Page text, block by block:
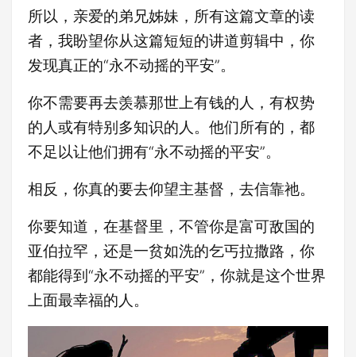
所以，亲爱的弟兄姊妹，所有这篇文章的读
者，我盼望你从这篇短短的讲道剪辑中，你
发现真正的“永不动摇的平安”。
你不需要再去羡慕那世上有钱的人，有权势
的人或有特别多知识的人。他们所有的，都
不足以让他们拥有“永不动摇的平安”。
相反，你真的要去仰望主基督，去信靠祂。
你要知道，在基督里，不管你是富可敌国的
亚伯拉罕，还是一贫如洗的乞丐拉撒路，你
都能得到“永不动摇的平安”，你就是这个世界
上面最幸福的人。